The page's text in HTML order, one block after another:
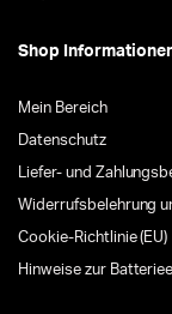
Shop
Mein Bereich
Datenschutz
Liefer- und
Widerrufsbelehrung
Cookie-Richtlinie (EU)
Hinweise zur